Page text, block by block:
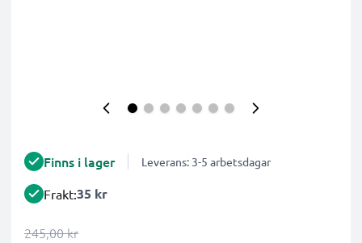
Finns i lager Leverans: 3-5 arbetsdagar
Frakt:35 kr
245,00 kr